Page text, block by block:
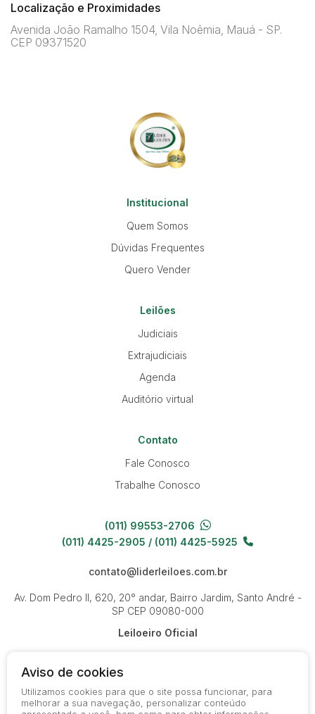
Localização e Proximidades
Avenida João Ramalho 1504, Vila Noêmia, Mauá - SP.
CEP 09371520
Institucional
Quem Somos
Dúvidas Frequentes
Quero Vender
Leilões
Judiciais
Extrajudiciais
Agenda
Auditório virtual
Contato
Fale Conosco
Trabalhe Conosco
(011) 99553-2706
(011) 4425-2905 / (011) 4425-5925
contato@liderleiloes.com.br
Av. Dom Pedro II, 620, 20° andar, Bairro Jardim, Santo André -
SP CEP 09080-000
Leiloeiro Oficial
Aviso de cookies
Utilizamos cookies para que o site possa funcionar, para
melhorar a sua navegação, personalizar conteúdo